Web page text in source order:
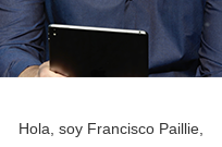
Hola, soy Francisco Paillie,